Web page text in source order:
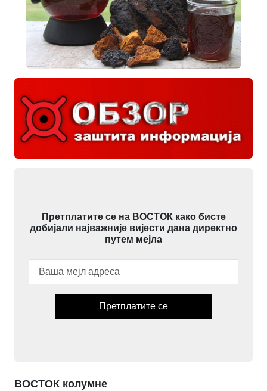
Претплатите се на ВОСТОК како бисте
добијали најважније вијести дана директно
путем мејла
Претплатите се
ВОСТОК колумне